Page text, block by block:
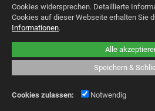
Alle
Speichern &
Cookies widersprechen. Detaillierte
Cookies auf dieser Webseite erhalten Sie
Informationen.
Cookies zulassen: Notwendig